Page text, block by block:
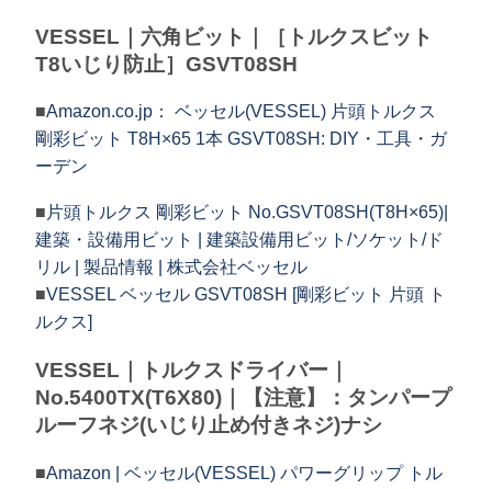
VESSEL｜六角ビット｜［トルクスビット
T8いじり防止］GSVT08SH
■Amazon.co.jp： ベッセル(VESSEL) 片頭トルクス
剛彩ビット T8H×65 1本 GSVT08SH: DIY・工具・ガ
ーデン
■ 片頭トルクス 剛彩ビット No.GSVT08SH(T8H×65)|
建築・設備用ビット | 建築設備用ビット/ソケット/ド
リル | 製品情報 | 株式会社ベッセル
■VESSEL ベッセル GSVT08SH [剛彩ビット 片頭 ト
ルクス]
VESSEL｜トルクスドライバー｜
No.5400TX(T6X80)｜【注意】：タンパープ
ルーフネジ(いじり止め付きネジ)ナシ
■Amazon | ベッセル(VESSEL) パワーグリップ トル